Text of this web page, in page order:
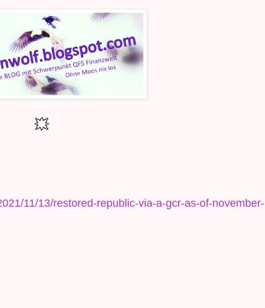
💥
11/13/restored-republic-via-a-gcr-as-of-november-